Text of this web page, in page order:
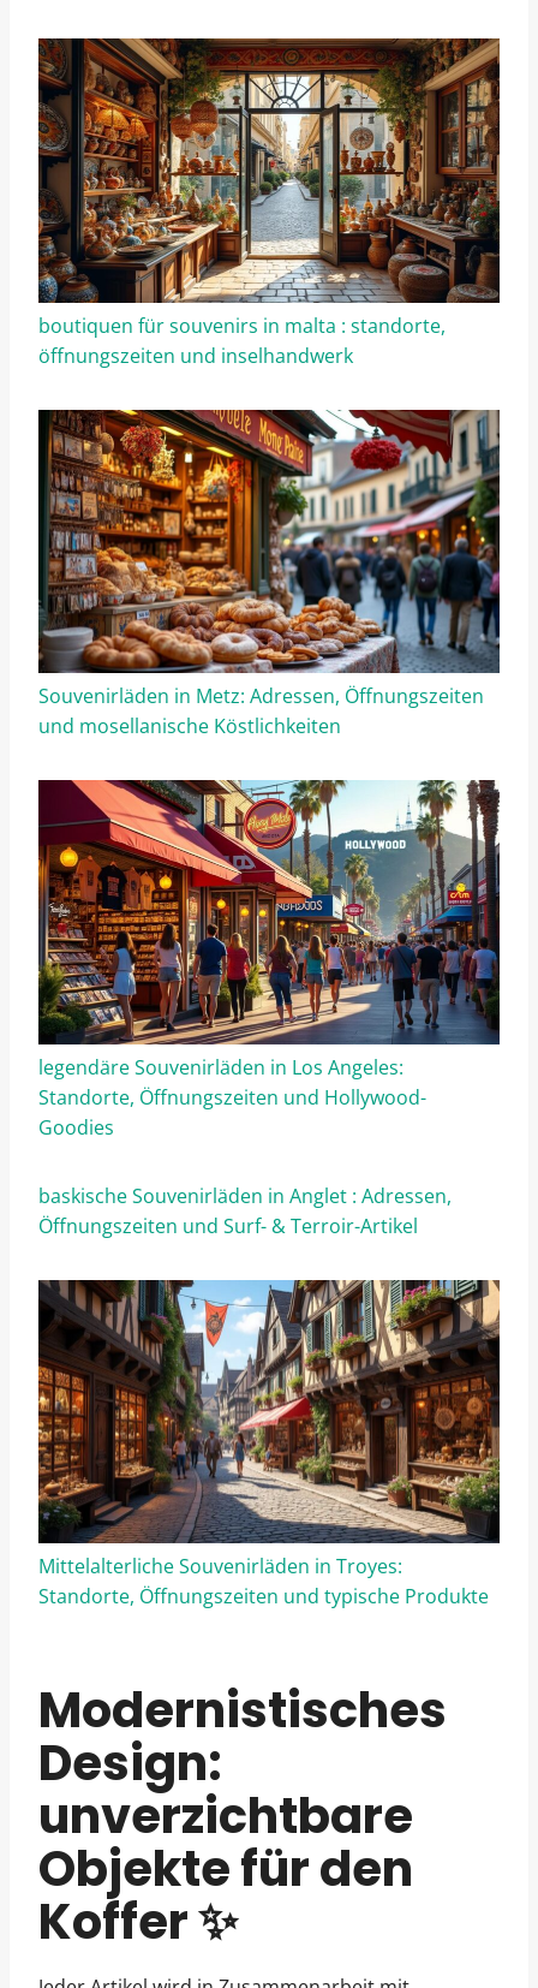
boutiquen für souvenirs in malta : standorte,
öffnungszeiten und inselhandwerk
Souvenirläden in Metz: Adressen, Öffnungszeiten
und mosellanisсhe Köstlichkeiten
legendäre Souvenirläden in Los Angeles:
Standorte, Öffnungszeiten und Hollywood-
Goodies
baskische Souvenirläden in Anglet : Adressen,
Öffnungszeiten und Surf- & Terroir-Artikel
Mittelalterliche Souvenirläden in Troyes:
Standorte, Öffnungszeiten und typische Produkte
Modernistisches
Design:
unverzichtbare
Objekte für den
Koffer ✨